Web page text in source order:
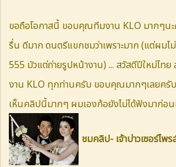
ขอถือโอกาสนี้ ขอบคุณทีมงาน KLO มากๆน
รื่น ดีมาก ดนตรีแขกชมว่าเพราะมาก(แต่ผมไ
555 มัวแต่ถ่ายรูปหน้างาน)... สวัสดีปีใหม่ไท
งาน KLO ทุกท่านครับ ขอบคุณมากๆเลยครับ
เห็นคลิปนี้มากๆ ผมเองก้อยังไม่ได้ฟังมาก่อน
ชมคลิป- เจ้าบ่าวเซอร์ไพร